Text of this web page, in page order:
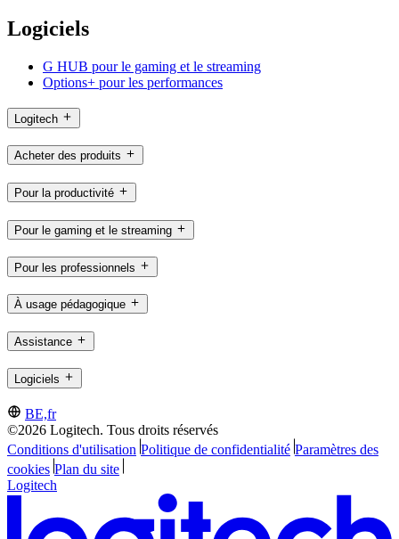
Logiciels
G HUB pour le gaming et le streaming
Options+ pour les performances
Logitech
Acheter des produits
Pour la productivité
Pour le gaming et le streaming
Pour les professionnels
À usage pédagogique
Assistance
Logiciels
BE,fr
©2026 Logitech. Tous droits réservés
Conditions d'utilisation Politique de confidentialité Paramètres des
cookies Plan du site
Logitech